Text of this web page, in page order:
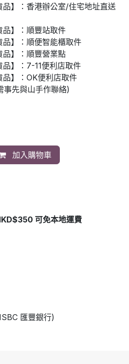
】：香港辦公室/住宅地址直送
】：順豐站取件
】：順便智能櫃取件
】：順豐營業點
】：7-11便利店取件
】：OK便利店取件
事先與山手作聯絡)
加入購物車
可免本地運費
匯豐銀行)